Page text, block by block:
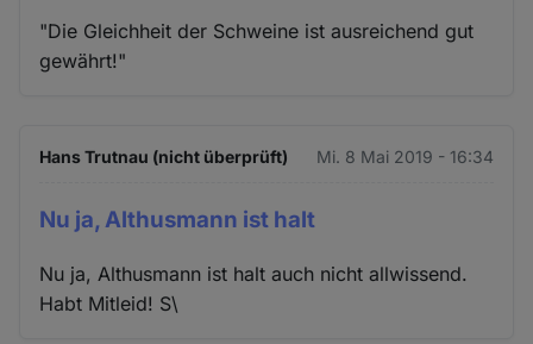
"Die Gleichheit der Schweine ist ausreichend gut
gewährt!"
Hans Trutnau (nicht überprüft) Mi. 8 Mai 2019 - 16:34
Nu ja, Althusmann ist halt
Nu ja, Althusmann ist halt auch nicht allwissend.
Habt Mitleid! S\